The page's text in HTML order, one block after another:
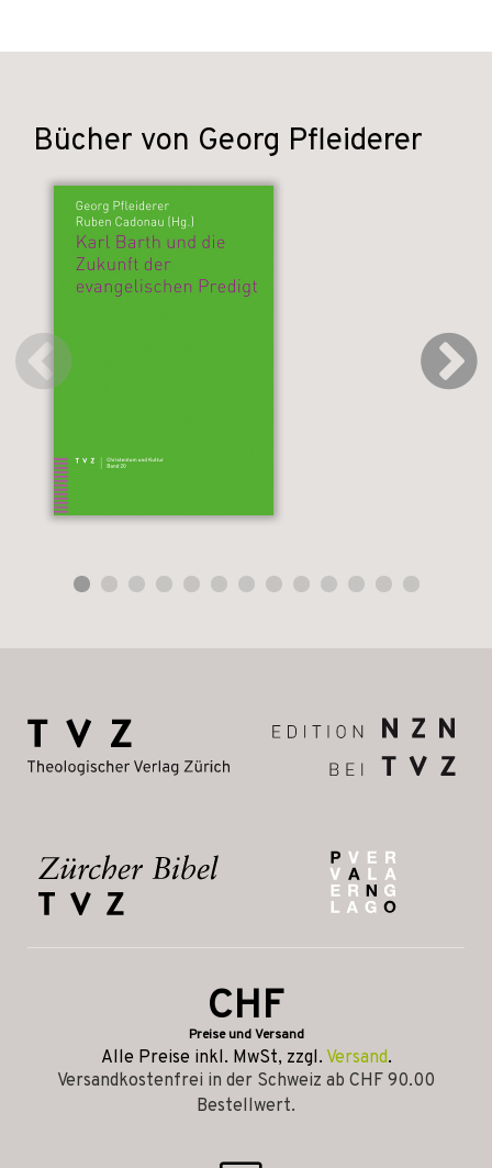
Bücher von Georg Pfleiderer
CHF
Preise und Versand
Alle Preise inkl. MwSt, zzgl. Versand.
Versandkostenfrei in der Schweiz ab CHF 90.00
Bestellwert.